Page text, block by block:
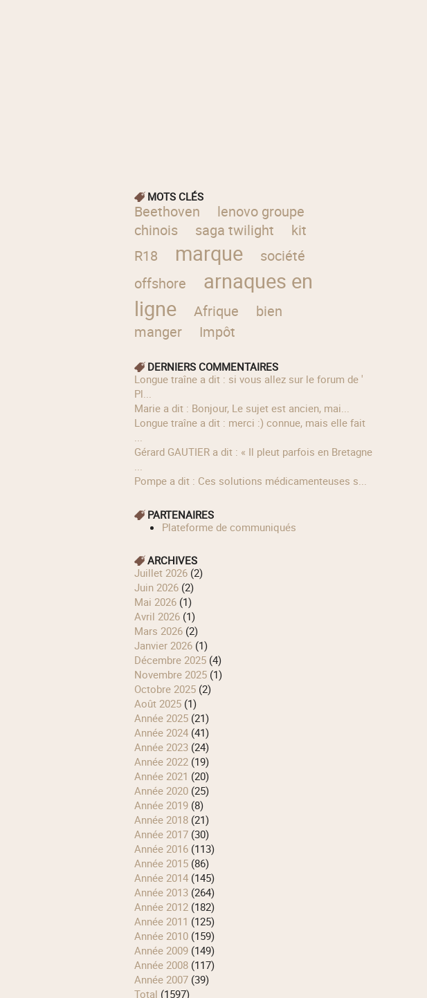
MOTS CLÉS
Beethoven
lenovo groupe
chinois
saga twilight
kit
R18
marque
société
offshore
arnaques en
ligne
Afrique
bien
manger
Impôt
DERNIERS COMMENTAIRES
longue traîne a dit : si vous allez sur le forum de '
Pl...
Marie a dit : Bonjour, Le sujet est ancien, mai...
longue traîne a dit : merci :) connue, mais elle fait
...
Gérard GAUTIER a dit : « Il pleut parfois en Bretagne
...
Pompe a dit : Ces solutions médicamenteuses s...
PARTENAIRES
Plateforme de communiqués
ARCHIVES
juillet 2026(2)
juin 2026(2)
mai 2026(1)
avril 2026(1)
mars 2026(2)
janvier 2026(1)
décembre 2025(4)
novembre 2025(1)
octobre 2025(2)
août 2025(1)
année 2025(21)
année 2024(41)
année 2023(24)
année 2022(19)
année 2021 (20)
année 2020(25)
année 2019(8)
année 2018(21)
année 2017(30)
année 2016(113)
année 2015(86)
année 2014(145)
année 2013(264)
année 2012(182)
année 2011 (125)
année 2010(159)
année 2009(149)
année 2008(117)
année 2007(39)
total (1597)